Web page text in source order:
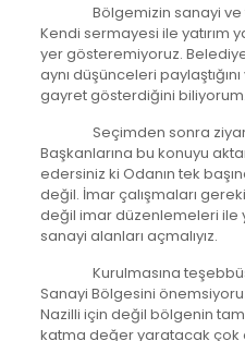
Bölgemizin sanayi ve
Kendi sermayesi ile yatırım
yer gösteremiyoruz.
aynı düşünceleri
gayret gösterdiğini biliyorum.
Seçimden sonra
Başkanlarına bu konuyu
edersiniz ki Odanın tek
değil. İmar çalışmaları
değil imar düzenlemeleri ile
sanayi alanları açmalıyız.
Kurulmasına teşebbüs
Sanayi Bölgesini
Nazilli için değil bölgenin
katma değer yaratacak çok